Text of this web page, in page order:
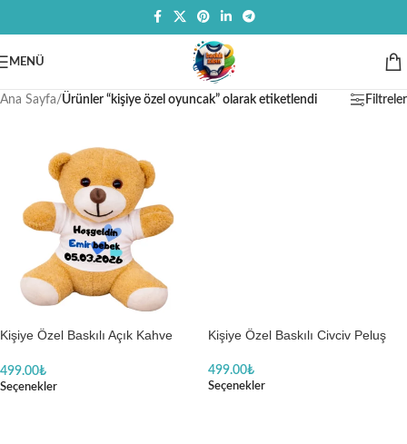
MENÜ
Ana Sayfa/Ürünler “kişiye özel oyuncak” olarak etiketlendi Filtreler
Kişiye Özel Baskılı Açık Kahve
499.00₺
Seçenekler
Kişiye Özel Baskılı Civciv Peluş
499.00₺
Seçenekler